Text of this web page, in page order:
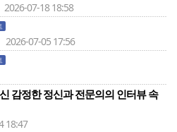
07-18 18:58
07-05 17:56
감정한 정신과 전문의의 인터뷰 속
18:47